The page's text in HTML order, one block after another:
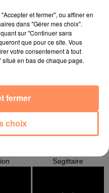
Sagittaire
et fermer", ou affiner en
dans "Gérer mes choix".
sur "Continuer sans
que pour ce site. Vous
votre consentement à tout
en bas de chaque page.
choix
fermer